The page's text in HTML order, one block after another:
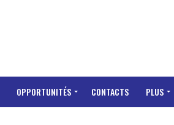
OPPORTUNITÉS CONTACTS PLUS